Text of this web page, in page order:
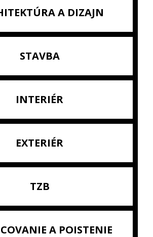
A DIZAJN
STAVBA
INTERIÉR
EXTERIÉR
TZB
A POISTENIE